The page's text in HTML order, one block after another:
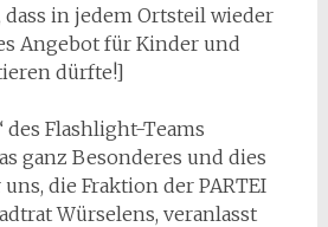
in jedem Ortsteil wieder
Angebot für Kinder und
dürfte!]
des Flashlight-Teams
ganz Besonderes und dies
die Fraktion der PARTEI
Würselens, veranlasst